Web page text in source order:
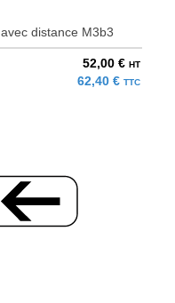
distance M3b3
52,00 € HT
62,40 € TTC